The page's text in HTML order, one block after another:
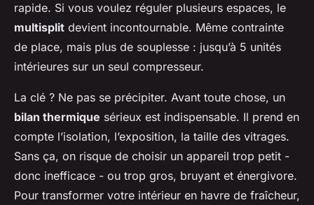
rapide. Si vous voulez réguler plusieurs espaces, le
multisplit devient incontournable. Même contrainte
de place, mais plus de souplesse : jusqu’à 5 unités
intérieures sur un seul compresseur.
La clé ? Ne pas se précipiter. Avant toute chose, un
bilan thermique sérieux est indispensable. Il prend en
compte l’isolation, l’exposition, la taille des vitrages.
Sans ça, on risque de choisir un appareil trop petit -
donc inefficace - ou trop gros, bruyant et énergivore.
Pour transformer votre intérieur en havre de fraîcheur,